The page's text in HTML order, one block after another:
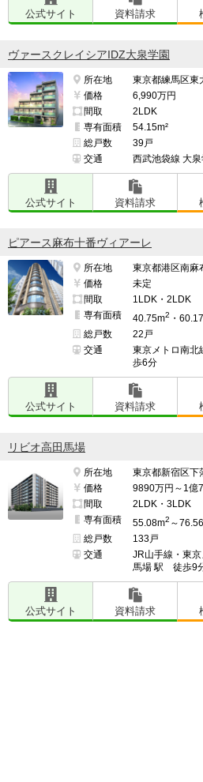
公式サイト 資料請求
ヴァースクレイシアIDZ大泉学園
所在地
東京都練馬区東
価格
6,990万円
間取
2LDK
専有面積
54.15m²
総戸数
39戸
交通
西武池袋線 大
公式サイト 資料請求
ピアース麻布十番ヴィアーレ
所在地
東京都港区南麻
価格
未定
間取
1LDK・2LDK
専有面積
40.75m2 ・
総戸数
22戸
交通
東京メトロ南北
歩6分
公式サイト 資料請求
リビオ高田馬場
所在地
東京都新宿区下
価格
9890万円～1億
間取
2LDK・3LDK
専有面積
55.08m2 ～
総戸数
133戸
交通
JR山手線・東
馬場 駅 徒歩9
公式サイト 資料請求